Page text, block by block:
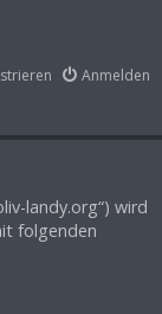
Anmelden
landy.org“) wird
folgenden